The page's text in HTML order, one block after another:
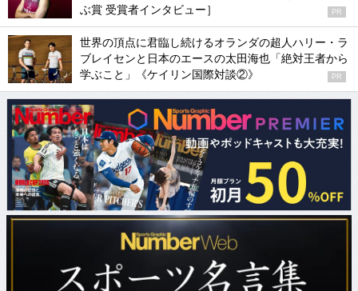
ぶ賞 受賞者インタビュー］
PR
世界の頂点に君臨し続けるオランダの超人ハリー・ラ
ブレイセンと日本のエースの太田海也「絶対王者から
学ぶこと」《ケイリン国際対談②》
PR